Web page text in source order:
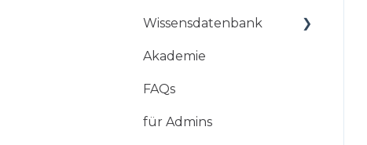
Wissensdatenbank
Mobile App
StoryBox Web-Studio
StoryBox Cloud
Akademie
FAQs
für Admins